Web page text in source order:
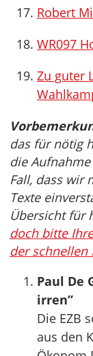
Robert
WR097
Zu guter
das für nötig
die
Fall, dass wir
Texte
Übersicht für
doch bitte
der
Paul De
irren”
Die EZB
aus den